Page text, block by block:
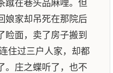
蹴在巷头品麻哩。但
娘家却吊死在那院后
睑面，卖了房子搬到
住过三户人家，却都
。庄之蝶听了，也不